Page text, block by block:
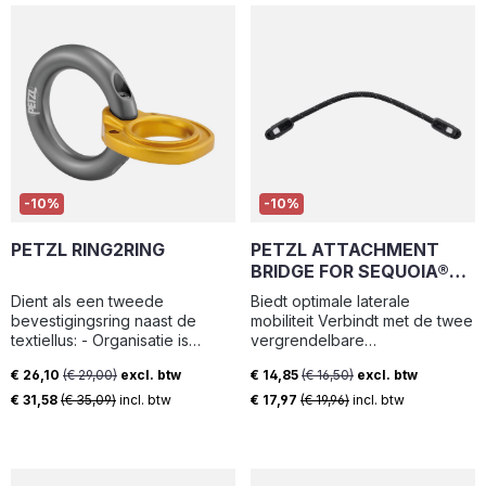
-10%
PETZL RING2RING
Dient als een tweede
bevestigingsring naast de
textiellus: - Organisatie is
verschillende
verbindingsstukken (lanyard,
Verkoopprijs:
€ 26,10 (€ 29,00) excl. btw
€ 31,58 (€ 35,09) incl. btw
-10%
PETZL ATTACHMENT
BRIDGE FOR SEQUOIA®
AND SEQUOIA® SRT
HARNESSES
Biedt optimale laterale
mobiliteit Verbindt met de twee
vergrendelbare
SEQUOIA® en SEQUOIA® SRT
harnassen Verkrijgbaar in drie
Verkoopprijs:
€ 14,85 (€ 16,50) excl. btw
€ 17,97 (€ 19,96) incl. btw